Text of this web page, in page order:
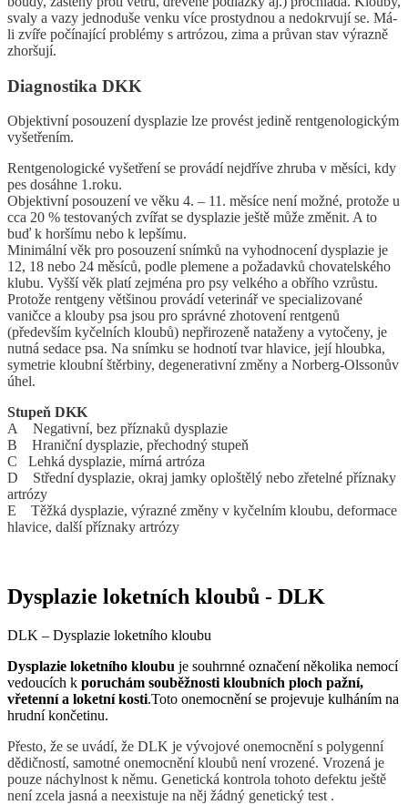
svaly a vazy jednoduše venku více prostydnou a nedokrvují se. Má-
li zvíře počínající problémy s artrózou, zima a průvan stav výrazně
zhoršují.
Diagnostika DKK
Objektivní posouzení dysplazie lze provést jedině rentgenologickým
vyšetřením.
Rentgenologické vyšetření se provádí nejdříve zhruba v měsíci, kdy
pes dosáhne 1.roku.
Objektivní posouzení ve věku 4. – 11. měsíce není možné, protože u
cca 20 % testovaných zvířat se dysplazie ještě může změnit. A to
buď k horšímu nebo k lepšímu.
Minimální věk pro posouzení snímků na vyhodnocení dysplazie je
12, 18 nebo 24 měsíců, podle plemene a požadavků chovatelského
klubu. Vyšší věk platí zejména pro psy velkého a obřího vzrůstu.
Protože rentgeny většinou provádí veterinář ve specializované
vaničce a klouby psa jsou pro správné zhotovení rentgenů
(především kyčelních kloubů) nepřirozeně nataženy a vytočeny, je
nutná sedace psa. Na snímku se hodnotí tvar hlavice, její hloubka,
symetrie kloubní štěrbiny, degenerativní změny a Norberg-Olssonův
úhel.
Stupeň DKK
A Negativní, bez příznaků dysplazie
B Hraniční dysplazie, přechodný stupeň
C Lehká dysplazie, mírná artróza
D Střední dysplazie, okraj jamky oploštělý nebo zřetelné příznaky
artrózy
E Těžká dysplazie, výrazné změny v kyčelním kloubu, deformace
hlavice, další příznaky artrózy
Dysplazie loketních kloubů - DLK
DLK – Dysplazie loketního kloubu
Dysplazie loketního kloubu je souhrnné označení několika nemocí
vedoucích k poruchám souběžnosti kloubních ploch pažní,
vřetenní a loketní kosti.Toto onemocnění se projevuje kulháním na
hrudní končetinu.
Přesto, že se uvádí, že DLK je vývojové onemocnění s polygenní
dědičností, samotné onemocnění kloubů není vrozené. Vrozená je
pouze náchylnost k němu. Genetická kontrola tohoto defektu ještě
není zcela jasná a neexistuje na něj žádný genetický test .